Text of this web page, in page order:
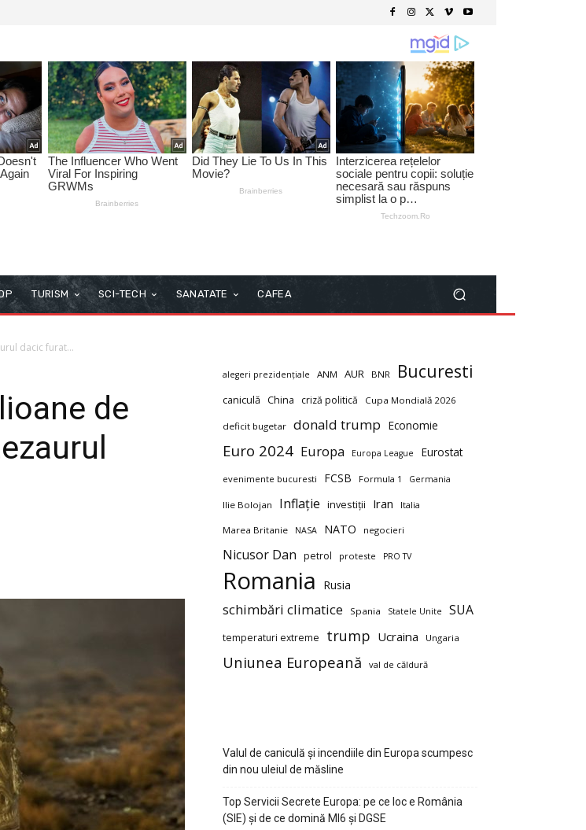
TURISM SCI-TECH SANATATE CAFEA
dacic furat...
de
alegeri prezidențiale ANM AUR BNR Bucuresti
caniculă China criză politică Cupa Mondială 2026
deficit bugetar donald trump Economie
Euro 2024 Europa Europa League Eurostat
evenimente bucuresti FCSB Formula 1 Germania
Ilie Bolojan Inflație investiții Iran Italia
Marea Britanie NASA NATO negocieri
Nicusor Dan petrol proteste PRO TV
Romania Rusia
schimbări climatice Spania Statele Unite SUA
temperaturi extreme trump Ucraina Ungaria
Uniunea Europeană val de căldură
Valul de caniculă și incendiile din Europa scumpesc
din nou uleiul de măsline
Top Servicii Secrete Europa: pe ce loc e România
(SIE) și de ce domină MI6 și DGSE